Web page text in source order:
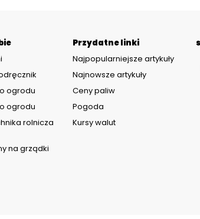
ogrodu
ogrodu
rolnicza
na grządki
Przydatne linki
Najpopularniejsze artykuły
Najnowsze artykuły
Ceny paliw
Pogoda
Kursy walut